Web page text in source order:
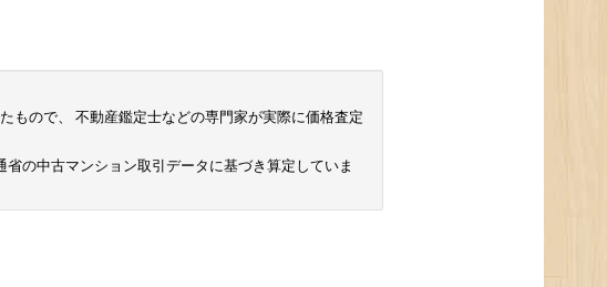
もので、 不動産鑑定士などの専門家が実際に価格査定
省の中古マンション取引データに基づき算定していま